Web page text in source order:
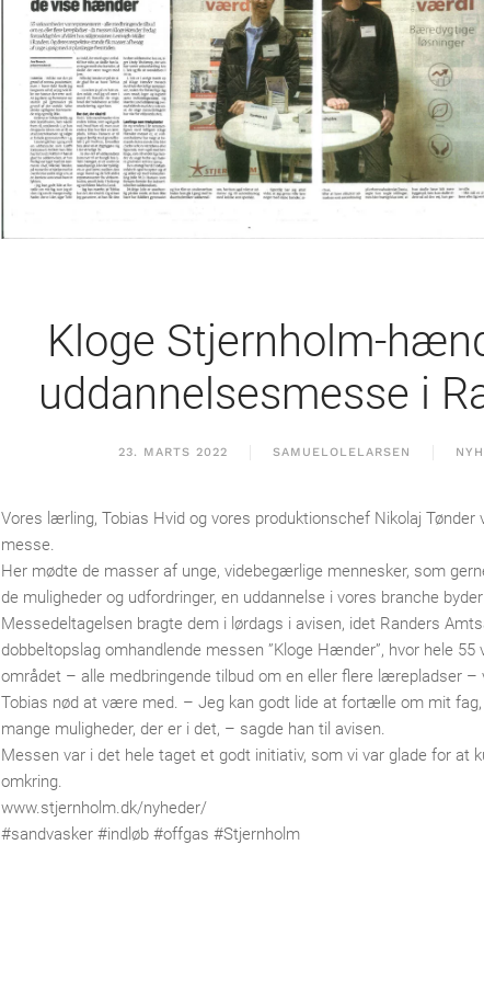
Kloge Stjernholm-
uddannelsesmesse i
23. MARTS 2022 SAMUELOLELARSEN
Vores lærling, Tobias Hvid og vores produktionschef Nikolaj Tønder
messe.
Her mødte de masser af unge, videbegærlige mennesker, som
de muligheder og udfordringer, en uddannelse i vores branche
Messedeltagelsen bragte dem i lørdags i avisen, idet Randers
dobbeltopslag omhandlende messen ”Kloge Hænder”, hvor hele 55
området – alle medbringende tilbud om en eller flere lærepladser
Tobias nød at være med. – Jeg kan godt lide at fortælle om mit fag,
mange muligheder, der er i det, – sagde han til avisen.
Messen var i det hele taget et godt initiativ, som vi var glade for at
omkring.
www.stjernholm.dk/nyheder/
#sandvasker #indløb #offgas #Stjernholm